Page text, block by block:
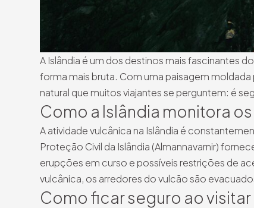
A Islândia é um dos destinos mais fascinantes
forma mais bruta. Com uma paisagem
natural que muitos viajantes se perguntem: é
Como a Islândia monitora
A atividade vulcânica na Islândia é
Proteção Civil da Islândia (Almannavarnir)
erupções em curso e possíveis restrições de
vulcânica, os arredores do vulcão são
Como ficar seguro ao visitar